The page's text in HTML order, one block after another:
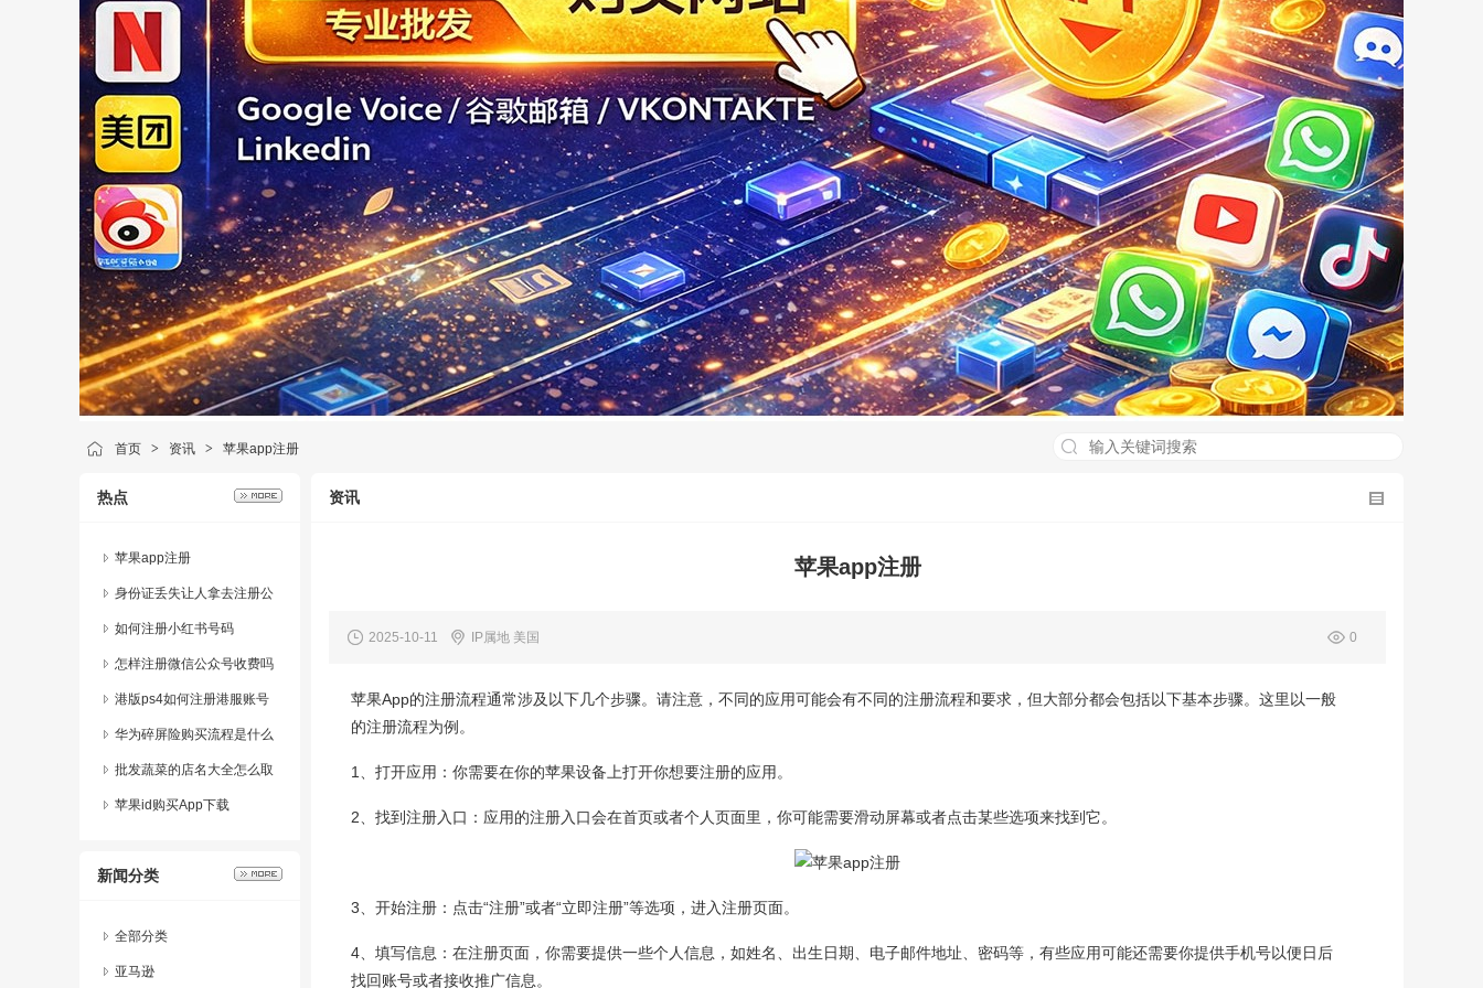
首页 > 资讯 > 苹果app注册
热点
苹果app注册
身份证丢失让人拿去注册公
司可以吗
如何注册小红书号码
怎样注册微信公众号收费吗
安全吗知乎
港版ps4如何注册港服账号
华为碎屏险购买流程是什么
意思啊
批发蔬菜的店名大全怎么取
好听点
苹果id购买App下载
新闻分类
全部分类
亚马逊
资讯
苹果app注册
2025-10-11 IP属地 美国 0
苹果App的注册流程通常涉及以下几个步骤。请注意，不同的应用可能会有不同的注册流程和要求，但大部分都会包括以下基本步骤。这里以一般
的注册流程为例。
1、打开应用：你需要在你的苹果设备上打开你想要注册的应用。
2、找到注册入口：应用的注册入口会在首页或者个人页面里，你可能需要滑动屏幕或者点击某些选项来找到它。
3、开始注册：点击“注册”或者“立即注册”等选项，进入注册页面。
4、填写信息：在注册页面，你需要提供一些个人信息，如姓名、出生日期、电子邮件地址、密码等，有些应用可能还需要你提供手机号以便日后
找回账号或者接收推广信息。